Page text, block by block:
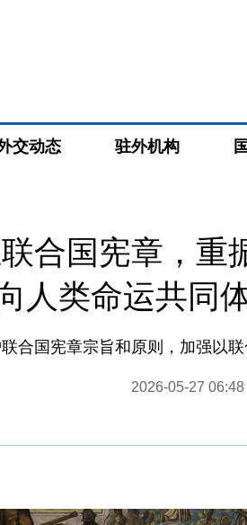
交动态 驻外机构
合国宪章，重
人类命运共同
合国宪章宗旨和原则，加强以
2026-05-27 06:48